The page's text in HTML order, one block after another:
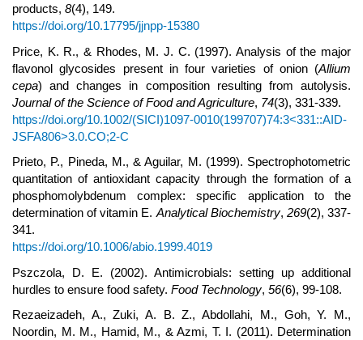
products, 8(4), 149.
https://doi.org/10.17795/jjnpp-15380
Price, K. R., & Rhodes, M. J. C. (1997). Analysis of the major
flavonol glycosides present in four varieties of onion (Allium
cepa) and changes in composition resulting from autolysis.
Journal of the Science of Food and Agriculture, 74(3), 331-339.
https://doi.org/10.1002/(SICI)1097-0010(199707)74:3<331::AID-
JSFA806>3.0.CO;2-C
Prieto, P., Pineda, M., & Aguilar, M. (1999). Spectrophotometric
quantitation of antioxidant capacity through the formation of a
phosphomolybdenum complex: specific application to the
determination of vitamin E. Analytical Biochemistry, 269(2), 337-
341.
https://doi.org/10.1006/abio.1999.4019
Pszczola, D. E. (2002). Antimicrobials: setting up additional
hurdles to ensure food safety. Food Technology, 56(6), 99-108.
Rezaeizadeh, A., Zuki, A. B. Z., Abdollahi, M., Goh, Y. M.,
Noordin, M. M., Hamid, M., & Azmi, T. I. (2011). Determination